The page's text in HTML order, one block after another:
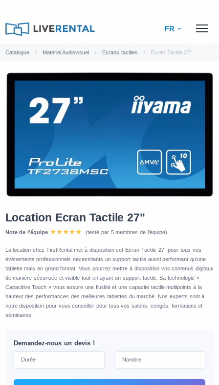
FR
Catalogue Matériel Audiovisuel Ecrans tactiles Ecran Tactile 27"
Location Ecran Tactile 27"
Note de l'équipe (testé par 5 membres de l'équipe)
La location chez FirstRental met à disposition cet Ecran Tactile 27’’ pour tous vos
événements professionnels nécessitants un support tactile aussi performant qu’une
tablette mais en grand format. Vous pourrez mettre à disposition vos contenus digitaux
de manière sécurisée et visible tout en ayant un support tactile. Sa technologie «
Capacitive Touch » vous assure une fluidité et une capacité tactile multipoints à la
hauteur des performances des meilleures tablettes du marché. Nos experts sont à
votre disposition pour vous conseiller pour tous vos salons, congés, formations et
séminaires.
Demandez-nous un devis !